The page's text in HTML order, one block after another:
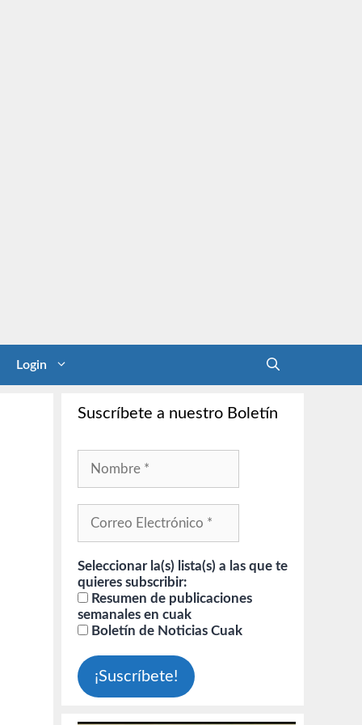
Login
Suscríbete a nuestro Boletín
Seleccionar la(s) lista(s) a las que te
quieres subscribir:
Resumen de publicaciones
semanales en cuak
Boletín de Noticias Cuak